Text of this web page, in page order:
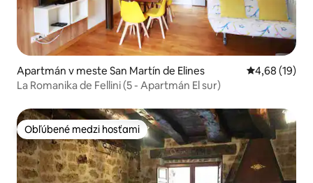
Apartmán v meste San Martín de Elines Priemerné
4,68 (19)
La Romanika de Fellini (5 - Apartmán El sur)
Obľúbené medzi hosťami
Obľúbené medzi hosťami